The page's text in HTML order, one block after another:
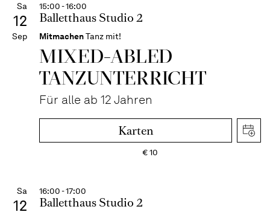
Sa
12
Sep
15:00 - 16:00
Balletthaus Studio 2
MitmachenTanz mit!
MIXED-­ABLED
TANZ­UNTER­RICHT
Für alle ab 12 Jahren
Karten
€10
Sa
12
16:00 - 17:00
Balletthaus Studio 2